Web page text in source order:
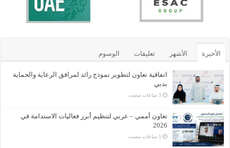
الأخيرة الأشهر تعليقات الوسوم
اتفاقية تعاون لتطوير نموذج رائد لمرافق الرعاية والحماية
بدبي
تعاون أممي – عربي لتنظيم أبرز فعاليات الاستدامة في
2026